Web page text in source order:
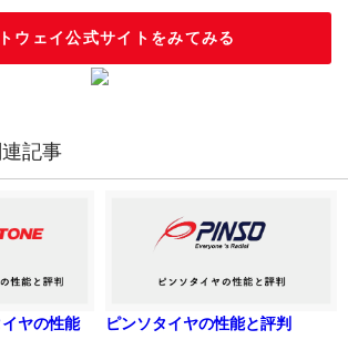
ウェイ公式サイトをみてみる
記事
ヤの性能
ピンソタイヤの性能と評判